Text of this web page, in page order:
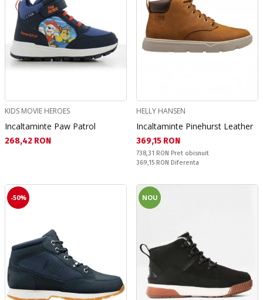
KIDS MOVIE HEROES
Incaltaminte Paw Patrol
Текуща цена:
268,42 RON
HELLY HANSEN
Incaltaminte Pinehurst Leather
Текуща цена:
369,15 RON
Pret obisnuit:
738,31 RON Pret obisnuit
Спестявате:
369,15 RON Diferenta
-50% NOU